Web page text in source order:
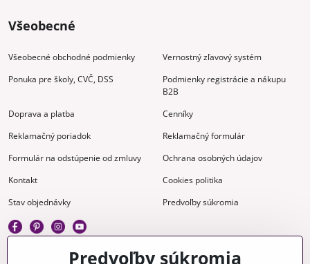
Všeobecné
Všeobecné obchodné podmienky
Vernostný zľavový systém
Ponuka pre školy, CVČ, DSS
Podmienky registrácie a nákupu
B2B
Doprava a platba
Cenníky
Reklamačný poriadok
Reklamačný formulár
Formulár na odstúpenie od zmluvy
Ochrana osobných údajov
Kontakt
Cookies politika
Stav objednávky
Predvoľby súkromia
Predvoľby súkromia